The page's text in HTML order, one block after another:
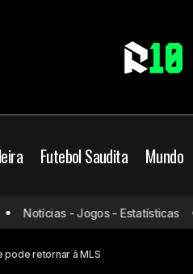
Futebol Saudita Mundo
Fluminense
Futebol Brasileiro
da bola
MLS
Notícias - Jogos - Estatísticas
pode retornar à MLS